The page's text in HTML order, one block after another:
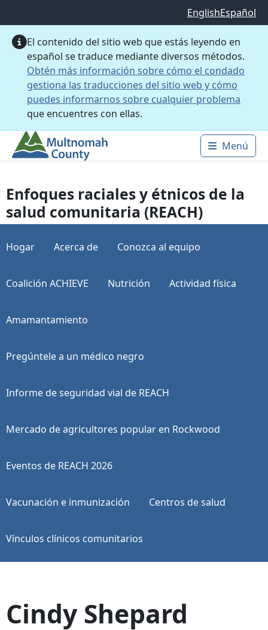
EnglishEspañol
El contenido del sitio web que estás leyendo en
español se traduce mediante diversos métodos.
Obtén más información sobre cómo el condado
gestiona las traducciones del sitio web y cómo
puedes informarnos sobre cualquier problema
que encuentres con ellas.
Main
Menú
Enfoques raciales y étnicos de la
salud comunitaria (REACH)
Hogar Acerca de Conozca al equipo
Coalición ACHIEVE Nutrición Actividad física
Amamantamiento
Pregúntele a un médico negro
Informe de seguridad vial de REACH
Mercado de agricultores popular en Rockwood
Eventos de REACH 2026
Vacunación e inmunización Centros de salud
Vínculos clínicos comunitarios
Cindy Shepard